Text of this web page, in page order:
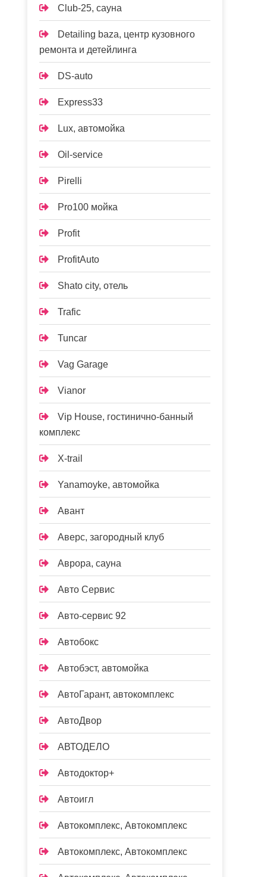
Club-25, сауна
Detailing baza, центр кузовного
ремонта и детейлинга
DS-auto
Express33
Lux, автомойка
Oil-service
Pirelli
Pro100 мойка
Profit
ProfitAuto
Shato city, отель
Trafic
Tuncar
Vag Garage
Vianor
Vip House, гостинично-банный
комплекс
X-trail
Yanamoyke, автомойка
Авант
Аверс, загородный клуб
Аврора, сауна
Авто Сервис
Авто-сервис 92
Автобокс
Автобэст, автомойка
АвтоГарант, автокомплекс
АвтоДвор
АВТОДЕЛО
Автодоктор+
Автоигл
Автокомплекс, Автокомплекс
Автокомплекс, Автокомплекс